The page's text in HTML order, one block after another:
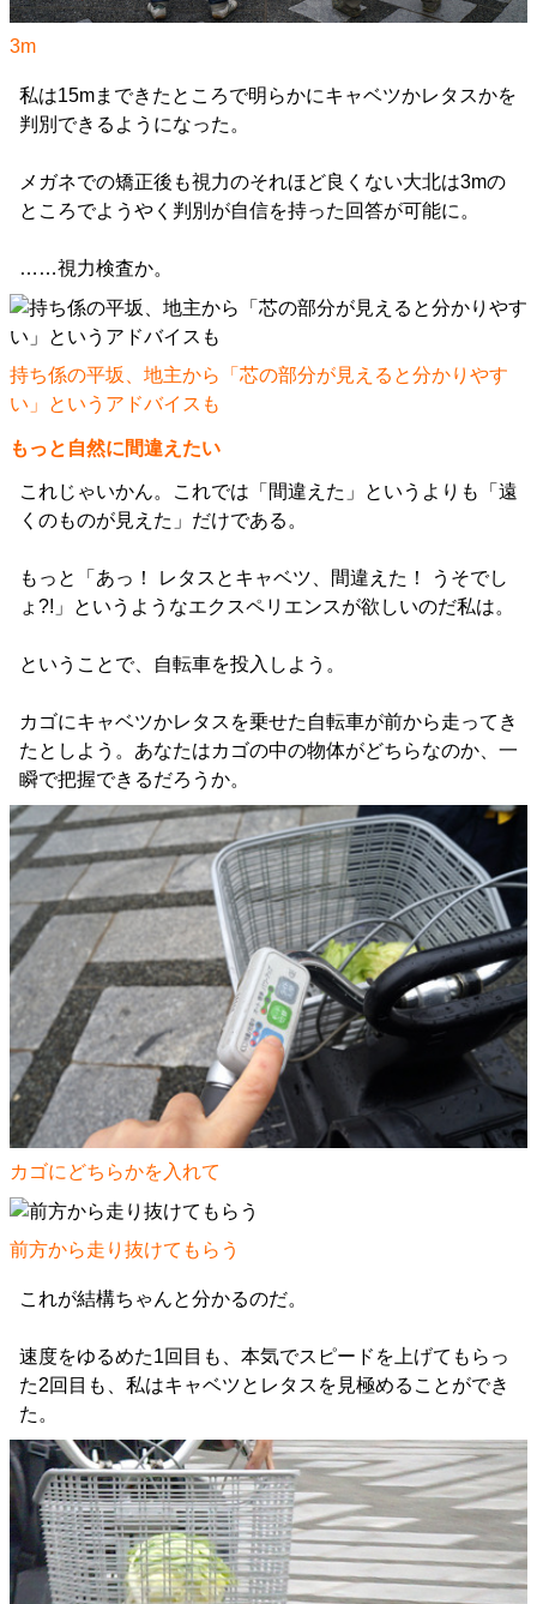
3m
私は15mまできたところで明らかにキャベツかレタスかを
判別できるようになった。
メガネでの矯正後も視力のそれほど良くない大北は3mの
ところでようやく判別が自信を持った回答が可能に。
……視力検査か。
持ち係の平坂、地主から「芯の部分が見えると分かりやす
い」というアドバイスも
もっと自然に間違えたい
これじゃいかん。これでは「間違えた」というよりも「遠
くのものが見えた」だけである。
もっと「あっ！ レタスとキャベツ、間違えた！ うそでし
ょ?!」というようなエクスペリエンスが欲しいのだ私は。
ということで、自転車を投入しよう。
カゴにキャベツかレタスを乗せた自転車が前から走ってき
たとしよう。あなたはカゴの中の物体がどちらなのか、一
瞬で把握できるだろうか。
カゴにどちらかを入れて
前方から走り抜けてもらう
これが結構ちゃんと分かるのだ。
速度をゆるめた1回目も、本気でスピードを上げてもらっ
た2回目も、私はキャベツとレタスを見極めることができ
た。